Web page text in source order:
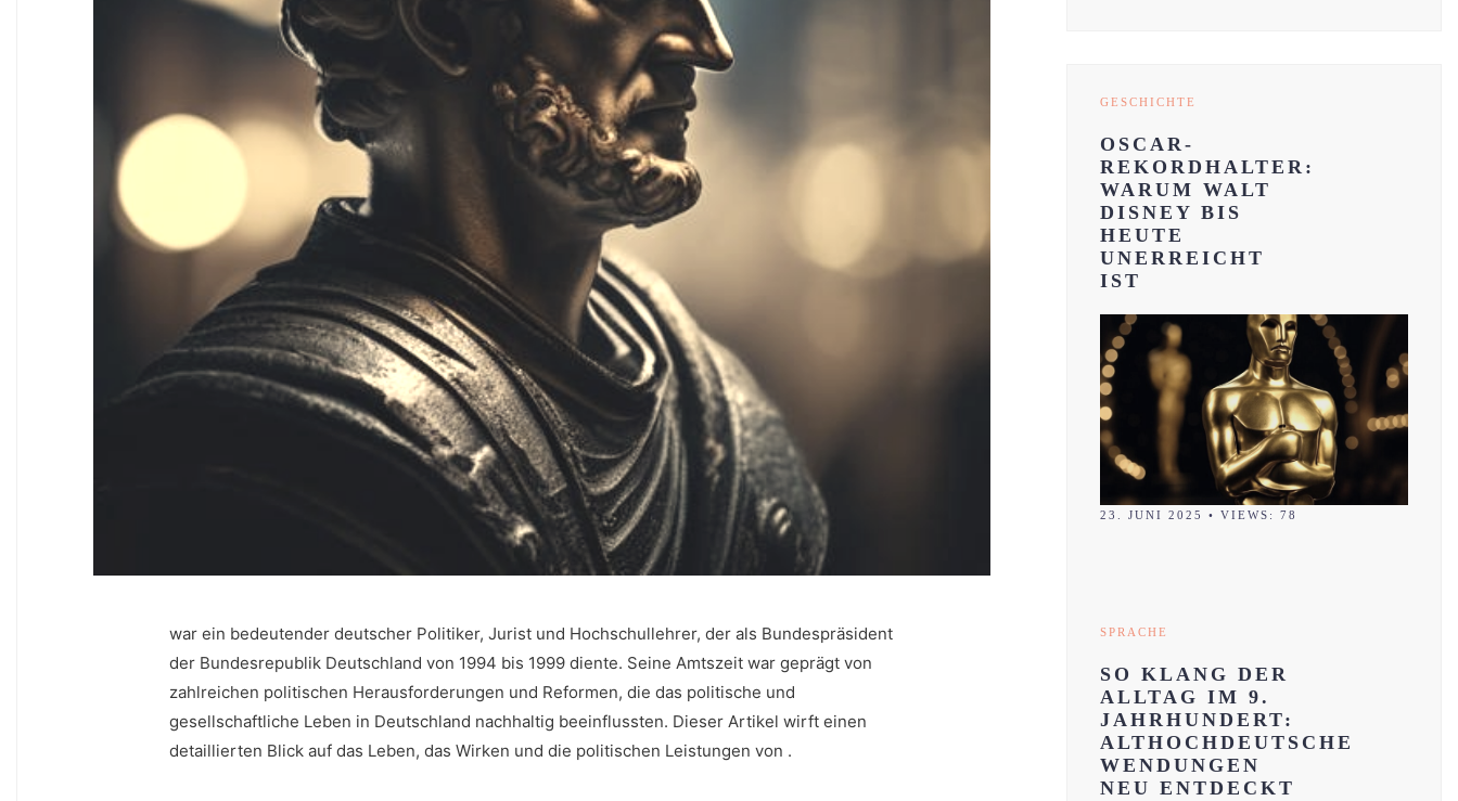
war​ ein bedeutender deutscher Politiker, Jurist und Hochschullehrer, der als Bundespräsident
der Bundesrepublik Deutschland von 1994 bis 1999 diente. Seine Amtszeit war geprägt ⁣von
zahlreichen politischen Herausforderungen und Reformen, die das politische und⁣
gesellschaftliche Leben‍ in Deutschland nachhaltig beeinflussten. Dieser Artikel wirft⁣ einen
‍detaillierten Blick auf das Leben, das Wirken und die politischen Leistungen von .
GESCHICHTE
OSCAR-
REKORDHALTER:
WARUM WALT
DISNEY BIS
HEUTE
UNERREICHT
IST
23. JUNI 2025 • VIEWS: 78
SPRACHE
SO KLANG DER
ALLTAG IM 9.
JAHRHUNDERT:
ALTHOCHDEUTSCHE
WENDUNGEN
NEU ENTDECKT